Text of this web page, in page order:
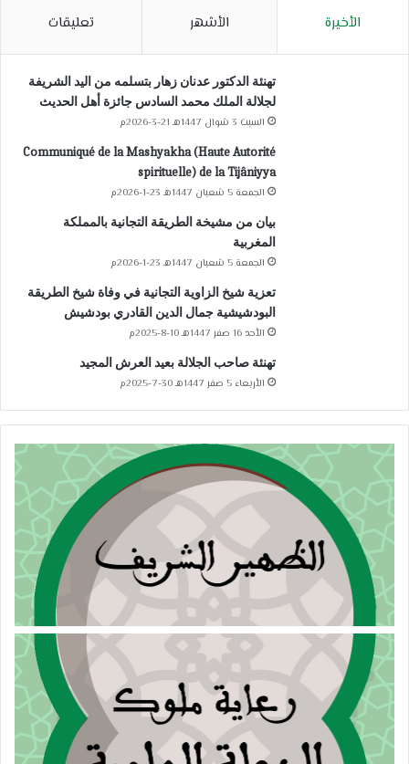
الأخيرة الأشهر تعليقات
تهنئة الدكتور عدنان زهار بتسلمه من اليد الشريفة
لجلالة الملك محمد السادس جائزة أهل الحديث
السبت 3 شوال 1447هـ 21-3-2026م
Communiqué de la Mashyakha (Haute Autorité
spirituelle) de la Tijâniyya
الجمعة 5 شعبان 1447هـ 23-1-2026م
بيان من مشيخة الطريقة التجانية بالمملكة
المغربية
الجمعة 5 شعبان 1447هـ 23-1-2026م
تعزية شيخ الزاوية التجانية في وفاة شيخ الطريقة
البودشيشية جمال الدين القادري بودشيش
الأحد 16 صفر 1447هـ 10-8-2025م
تهنئة صاحب الجلالة بعيد العرش المجيد
الأربعاء 5 صفر 1447هـ 30-7-2025م